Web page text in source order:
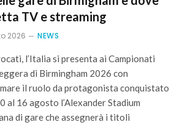
TV e streaming
2026 NEWS
l’Italia si presenta ai Campionati
di Birmingham 2026 con
il ruolo da protagonista conquistato
al 16 agosto l’Alexander Stadium
di gare che assegnerà i titoli